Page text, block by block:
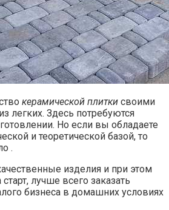
керамической плитки своими
легких. Здесь потребуются
Но если вы обладаете
и теоретической базой, то
.
изделия и при этом
лучше всего заказать
бизнеса в домашних условиях